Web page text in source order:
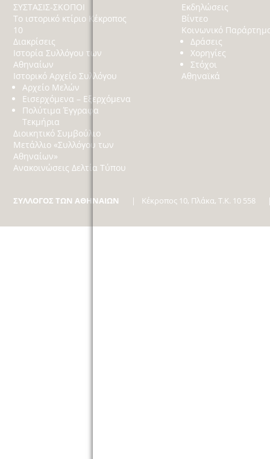
ΣΥΣΤΑΣΙΣ-ΣΚΟΠΟΙ
Το ιστορικό κτίριο Κέκροπος
10
Διακρίσεις
Ιστορία Συλλόγου των
Αθηναίων
Ιστορικό Αρχείο Συλλόγου
Αρχείο Μελών
Εισερχόμενα – Εξερχόμενα
Πολύτιμα Έγγραφα
Τεκμήρια
Διοικητικό Συμβούλιο
Μετάλλιο «Συλλόγου των
Αθηναίων»
Ανακοινώσεις Δελτία Τύπου
Εκδηλώσεις
Βίντεο
Κοινωνικό
Δράσεις
Χορηγίες
Στόχοι
Αθηναϊκά
ΣΥΛΛΟΓΟΣ ΤΩΝ ΑΘΗΝΑΙΩΝ Κέκροπος 10, Πλάκα, Τ.Κ. 10 558